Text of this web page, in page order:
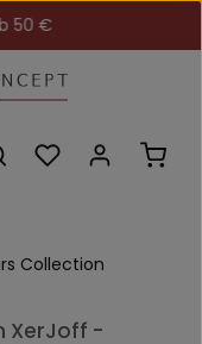
50 €
Du hast 0
Collection
XerJoff -